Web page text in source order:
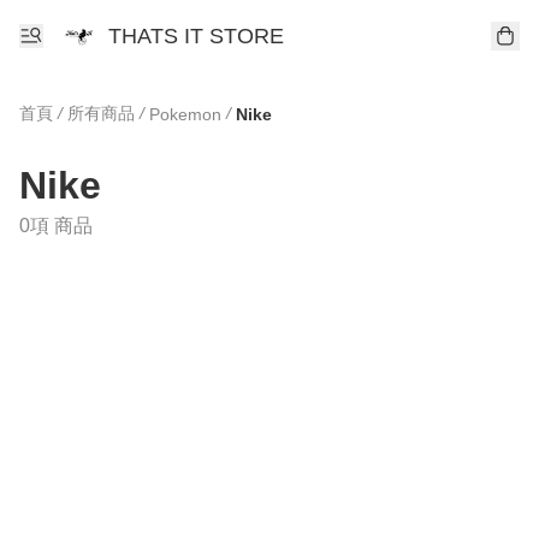
THATS IT STORE
首頁 / 所有商品 / Pokemon / Nike
Nike
0項 商品